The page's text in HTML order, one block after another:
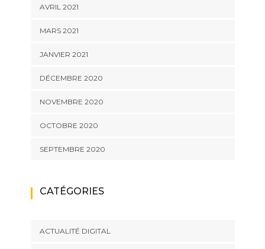
AVRIL 2021
MARS 2021
JANVIER 2021
DÉCEMBRE 2020
NOVEMBRE 2020
OCTOBRE 2020
SEPTEMBRE 2020
CATÉGORIES
ACTUALITÉ DIGITAL